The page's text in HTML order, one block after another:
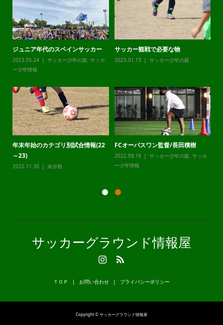
ジュニア年代のスペインサッカー
2023.05.24 サッカー少年の親, サッカ
ー少年情報
サッカー観戦で必要な物
2023.01.13 サッカー少年の親
年末年始のカテゴリ別試合情報(22
～23)
2022.11.30 未分類
FCオーパスワン監督/長田積樹
2022.09.16 サッカー少年の親, サッカ
ー少年情報
サッカーグラウンド情報屋
ＴＯＰ お問い合わせ プライバシーポリシー
Copyright © サッカーグラウンド情報屋